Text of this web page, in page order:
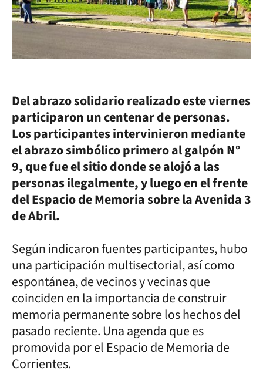
Del abrazo solidario realizado este viernes
participaron un centenar de personas.
Los participantes intervinieron mediante
el abrazo simbólico primero al galpón N°
9, que fue el sitio donde se alojó a las
personas ilegalmente, y luego en el frente
del Espacio de Memoria sobre la Avenida 3
de Abril.
Según indicaron fuentes participantes, hubo
una participación multisectorial, así como
espontánea, de vecinos y vecinas que
coinciden en la importancia de construir
memoria permanente sobre los hechos del
pasado reciente. Una agenda que es
promovida por el Espacio de Memoria de
Corrientes.